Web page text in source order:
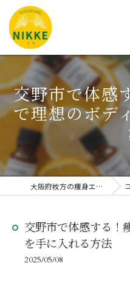
交野市で体感
で理想のボデ
大阪府枚方の痩身エステならYOSAPARK NIKKE コ
交野市で体感する！
を手に入れる方法
2025/05/08